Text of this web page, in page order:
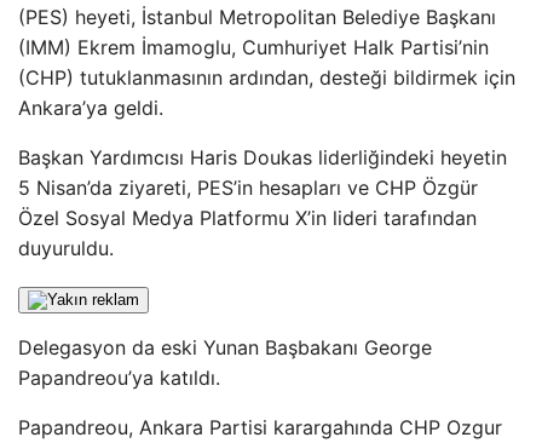
(PES) heyeti, İstanbul Metropolitan Belediye Başkanı
(IMM) Ekrem İmamoglu, Cumhuriyet Halk Partisi’nin
(CHP) tutuklanmasının ardından, desteği bildirmek için
Ankara’ya geldi.
Başkan Yardımcısı Haris Doukas liderliğindeki heyetin
5 Nisan’da ziyareti, PES’in hesapları ve CHP Özgür
Özel Sosyal Medya Platformu X’in lideri tarafından
duyuruldu.
Delegasyon da eski Yunan Başbakanı George
Papandreou’ya katıldı.
Papandreou, Ankara Partisi karargahında CHP Ozgur